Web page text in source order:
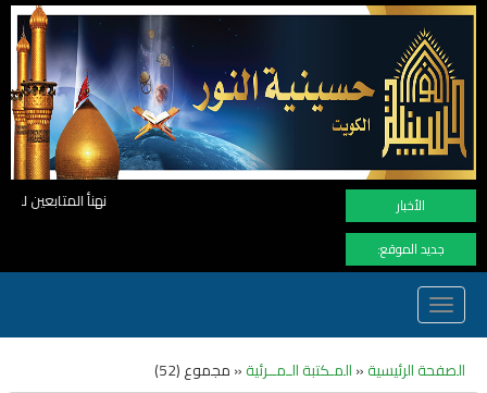
الأخبار نهنأ المتابعين لموفع النور بوصول المشاهدات الى الرقم القياسي 11 مليون مشاهدة خلال فترة قصيرة
جديد الموقع:
Toggle
navigation
الصفحة الرئيسية«المـكتبة الـمــرئية« مجموع (52)